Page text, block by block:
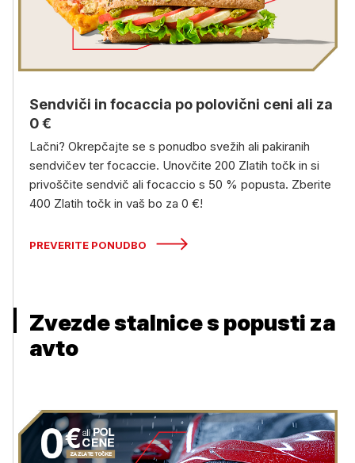
Sendviči in focaccia po polovični ceni ali za
0 €
Lačni? Okrepčajte se s ponudbo svežih ali pakiranih
sendvičev ter focaccie. Unovčite 200 Zlatih točk in si
privoščite sendvič ali focaccio s 50 % popusta. Zberite
400 Zlatih točk in vaš bo za 0 €!
PREVERITE PONUDBO
Zvezde stalnice s popusti za
avto